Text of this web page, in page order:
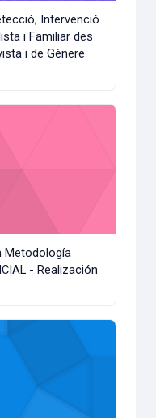
Intervenció
i Familiar des
i de Gènere
OCRA Analítico
Metodología
- Realización
Comercial (C164021/